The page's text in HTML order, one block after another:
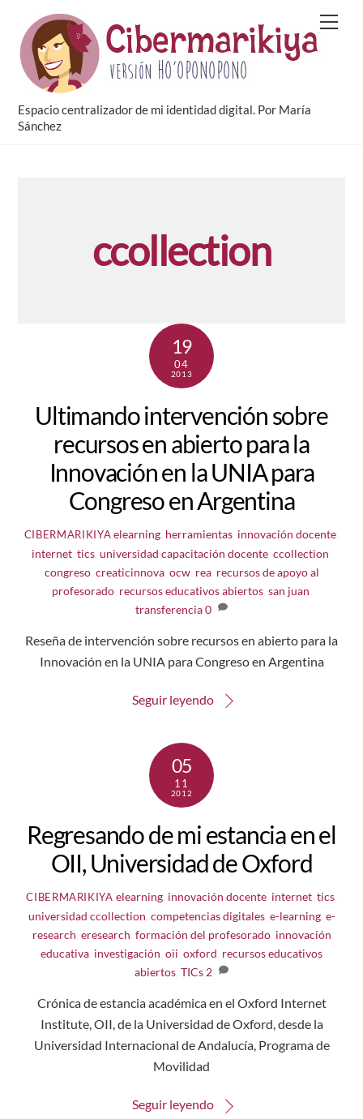
content
Espacio centralizador de mi identidad digital. Por María
Sánchez
ccollection
19
04
2013
Ultimando intervención sobre
recursos en abierto para la
Innovación en la UNIA para
Congreso en Argentina
CIBERMARIKIYA elearning herramientas innovación docente
internet tics universidad capacitación docente ccollection
congreso, creaticinnova, ocw, rea, recursos de apoyo al
profesorado, recursos educativos abiertos, san juan
transferencia0
Reseña de intervención sobre recursos en abierto para la
Innovación en la UNIA para Congreso en Argentina
Seguir leyendo
05
11
2012
Regresando de mi estancia en el
OII, Universidad de Oxford
CIBERMARIKIYA elearning, innovación docente, internet, tics,
universidad ccollection competencias digitales, e-learning, e-
research eresearch formación del profesorado, innovación
educativa investigación oii oxford recursos educativos
abiertos ,TICs 2
Crónica de estancia académica en el Oxford Internet
Institute, OII, de la Universidad de Oxford, desde la
Universidad Internacional de Andalucía, Programa de
Movilidad
Seguir leyendo